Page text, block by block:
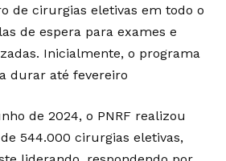
de cirurgias eletivas em todo o
de espera para exames e
Inicialmente, o programa
durar até fevereiro
de 2024, o PNRF realizou
544.000 cirurgias eletivas,